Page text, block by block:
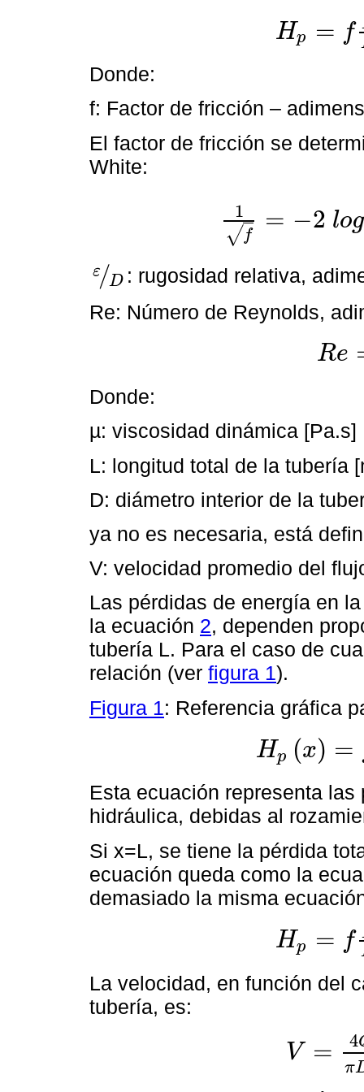
Hp = f
Hp= fL V22 m
Donde:
f: Factor de fricción –
El factor de fricción se
White:
1
f
√
= −2 log
1f=-2 lo εD3.7+2.51 ef
ε
D
/
εD
: rugosidad relativa,
Re: Número de Reynolds,
Re
Re=ρV D
Donde:
µ: viscosidad dinámica [Pa.s]
L: longitud total de la tubería
D: diámetro interior de la
ya no es necesaria, está
V: velocidad promedio del
Las pérdidas de energía en
la ecuación 2, dependen
tubería L. Para el caso de
relación (ver figura 1).
Figura 1 : Referencia gráfica
Hp (x) =
Hpx =fx D V22 g m
Esta ecuación representa
hidráulica, debidas al
Si x=L, se tiene la pérdida
ecuación queda como la
demasiado la misma
Hp = f
Hp= fL V22 m
La velocidad, en función del
tubería, es:
V = 4
π
V= QπD2 m3